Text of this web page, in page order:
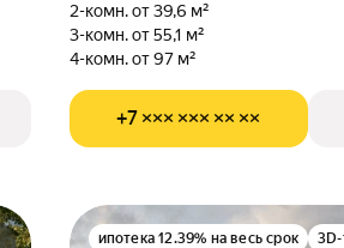
2-комн. от 39,6 м²
3-комн. от 55,1 м²
4-комн. от 97 м²
+7 ××× ××× ×× ××
ипотека 12.39% на весь срок